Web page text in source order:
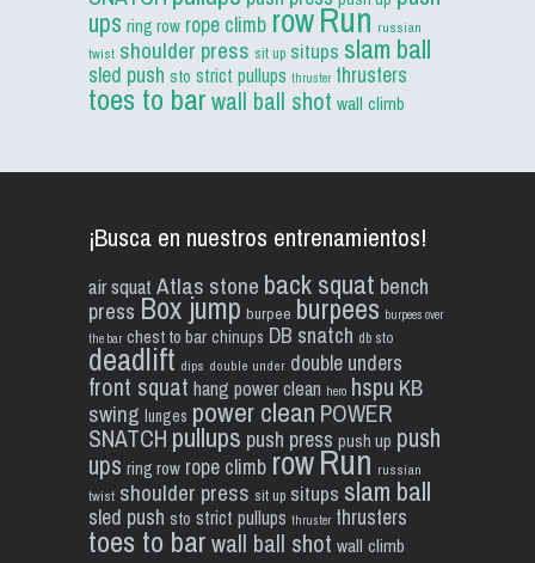
ups ring row rope climb rowRun russian
twist shoulder press sit up situps slam ball
sled push sto strict pullups thruster thrusters
toes to barwall ball shot wall climb
¡Busca en nuestros entrenamientos!
air squat Atlas stone back squat bench
press Box jump burpee burpees burpees over
the bar chest to bar chinups DB snatch db sto
deadlift dips double under double unders
front squat hang power clean hero hspu KB
swing lunges power clean POWER
SNATCH pullups push press push up push
ups ring row rope climb rowRun russian
twist shoulder press sit up situps slam ball
sled push sto strict pullups thruster thrusters
toes to barwall ball shot wall climb